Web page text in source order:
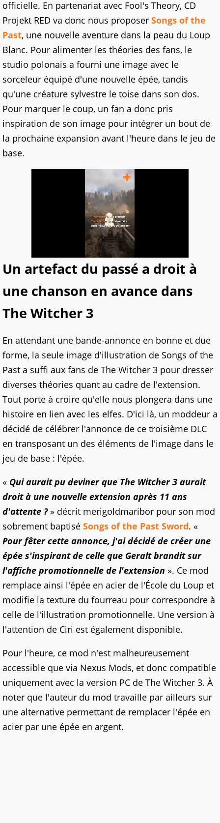
officielle. En partenariat avec Fool's Theory, CD
Projekt RED va donc nous proposer Songs of the
Past, une nouvelle aventure dans la peau du Loup
Blanc. Pour alimenter les théories des fans, le
studio polonais a fourni une image avec le
sorceleur équipé d'une nouvelle épée, tandis
qu'une créature sylvestre le toise dans son dos.
Pour marquer le coup, un fan a donc pris
inspiration de son image pour intégrer un bout de
la prochaine expansion avant l'heure dans le jeu de
base.
Un artefact du passé a droit à
une chanson en avance dans
The Witcher 3
En attendant une bande-annonce en bonne et due
forme, la seule image d'illustration de Songs of the
Past a suffi aux fans de The Witcher 3 pour dresser
diverses théories quant au cadre de l'extension.
Tout porte à croire qu'elle nous plongera dans une
histoire en lien avec les elfes. D'ici là, un moddeur a
décidé de célébrer l'annonce de ce troisième DLC
en transposant un des éléments de l'image dans le
jeu de base : l'épée.
« Qui aurait pu deviner que The Witcher 3 aurait
droit à une nouvelle extension après 11 ans
d'attente ?» décrit merigoldmaribor pour son mod
sobrement baptisé Songs of the Past Sword. «
Pour fêter cette annonce, j'ai décidé de créer une
épée s'inspirant de celle que Geralt brandit sur
l'affiche promotionnelle de l'extension ». Ce mod
remplace ainsi l'épée en acier de l'École du Loup et
modifie la texture du fourreau pour correspondre à
celle de l'illustration promotionnelle. Une version à
l'attention de Ciri est également disponible.
Pour l'heure, ce mod n'est malheureusement
accessible que via Nexus Mods, et donc compatible
uniquement avec la version PC de The Witcher 3. À
noter que l'auteur du mod travaille par ailleurs sur
une alternative permettant de remplacer l'épée en
acier par une épée en argent.